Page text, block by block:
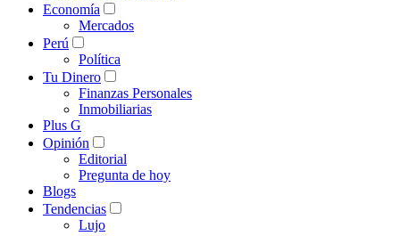
Economía
Mercados
Perú
Política
Tu Dinero
Finanzas Personales
Inmobiliarias
Plus G
Opinión
Editorial
Pregunta de hoy
Blogs
Tendencias
Lujo